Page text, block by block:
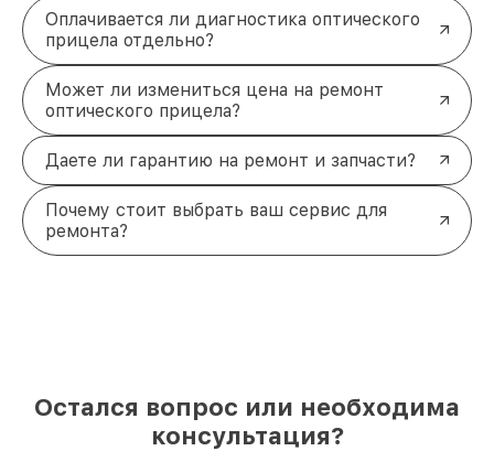
Оплачивается ли диагностика оптического
прицела отдельно?
Может ли измениться цена на ремонт
оптического прицела?
Даете ли гарантию на ремонт и запчасти?
Почему стоит выбрать ваш сервис для
ремонта?
Остался вопрос или необходима
консультация?